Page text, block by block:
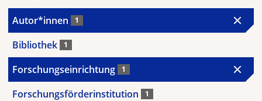
Autor*innen 1
Bibliothek 1
Forschungseinrichtung 1
Forschungsförderinstitution 1